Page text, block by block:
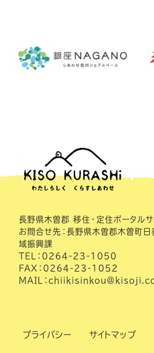
長野県木曽郡 移住・定住ポータル
お問合せ先：長野県木曽郡木曽
域振興課
TEL：0264-23-1050
FAX：0264-23-1052
MAIL：
プライバシー サイトマップ